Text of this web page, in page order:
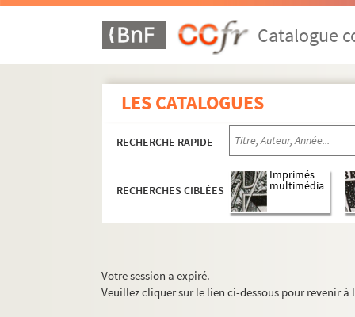
Catalogue
LES CATALOGUES
RECHERCHE RAPIDE
RECHERCHES CIBLÉES
Imprimés
multimédia
Votre session a expiré.
Veuillez cliquer sur le lien ci-dessous pour revenir